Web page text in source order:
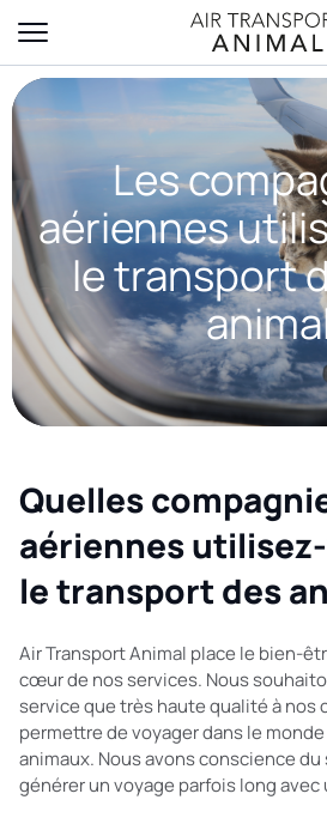
Les
aériennes
le transport
Quelles
aériennes
le transport des
Air Transport Animal place le bien-
cœur de nos services. Nous
service que très haute qualité à nos
permettre de voyager dans le
animaux. Nous avons conscience
générer un voyage parfois long avec